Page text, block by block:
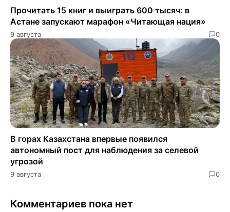
Прочитать 15 книг и выиграть 600 тысяч: в
Астане запускают марафон «Читающая нация»
9 августа 0
В горах Казахстана впервые появился
автономный пост для наблюдения за селевой
угрозой
9 августа 0
Комментариев пока нет